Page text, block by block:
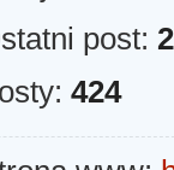
post:
424